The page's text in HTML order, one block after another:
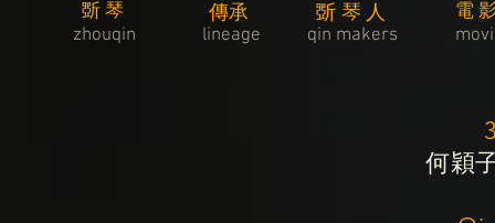
斲琴 傳承 斲琴人
電
zhouqin
lineage ​qin makers
何穎